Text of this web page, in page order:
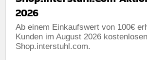
2026
Ab einem Einkaufswert von 100€
Kunden im August 2026
Shop.interstuhl.com.